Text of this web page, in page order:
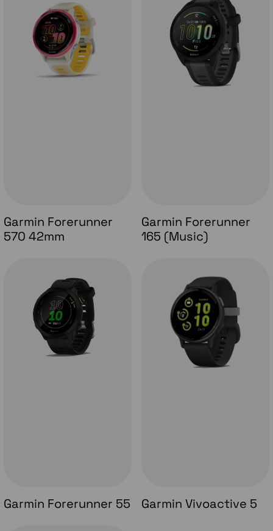
Garmin Forerunner
570 42mm
Garmin Forerunner
165 (Music)
Garmin Forerunner 55 Garmin Vivoactive 5